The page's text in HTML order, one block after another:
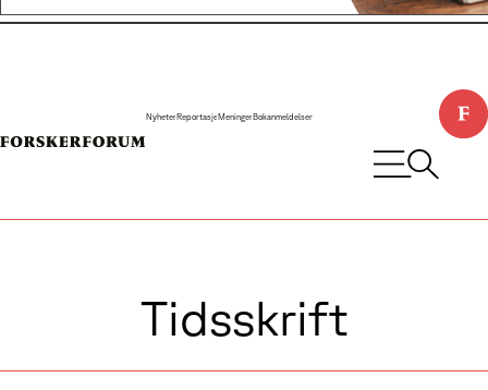
Nyheter Reportasje Meninger Bokanmeldelser
Tidsskrift